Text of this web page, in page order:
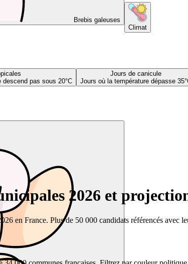
Brebis galeuses
Climat
descend pas sous 20°C
Jours de canicule
Jours où la température dépasse
2026 et
en France. Plus de 50 000 candidats référencés avec